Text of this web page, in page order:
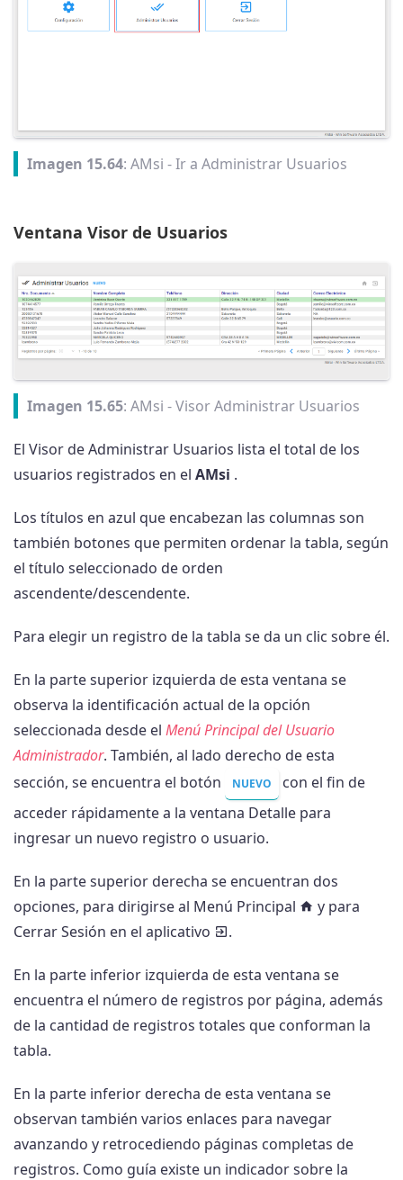
Imagen 15.64: AMsi - Ir a Administrar Usuarios
Ventana Visor de Usuarios
Imagen 15.65: AMsi - Visor Administrar Usuarios
El Visor de Administrar Usuarios lista el total de los
usuarios registrados en el AMsi .
Los títulos en azul que encabezan las columnas son
también botones que permiten ordenar la tabla, según
el título seleccionado de orden
ascendente/descendente.
Para elegir un registro de la tabla se da un clic sobre él.
En la parte superior izquierda de esta ventana se
observa la identificación actual de la opción
seleccionada desde el Menú Principal del Usuario
Administrador. También, al lado derecho de esta
sección, se encuentra el botón
NUEVO
con el fin de
acceder rápidamente a la ventana Detalle para
ingresar un nuevo registro o usuario.
En la parte superior derecha se encuentran dos
opciones, para dirigirse al Menú Principal
y para
Cerrar Sesión en el aplicativo
.
En la parte inferior izquierda de esta ventana se
encuentra el número de registros por página, además
de la cantidad de registros totales que conforman la
tabla.
En la parte inferior derecha de esta ventana se
observan también varios enlaces para navegar
avanzando y retrocediendo páginas completas de
registros. Como guía existe un indicador sobre la